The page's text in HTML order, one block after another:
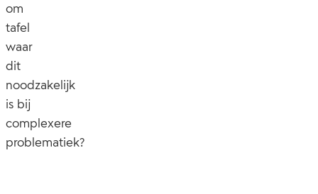
om
tafel
waar
dit
noodzakelijk
is bij
complexere
problematiek?